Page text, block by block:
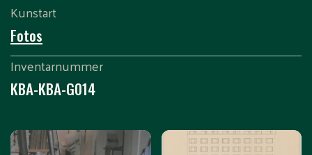
Kunstart
Fotos
Inventarnummer
KBA-KBA-G014